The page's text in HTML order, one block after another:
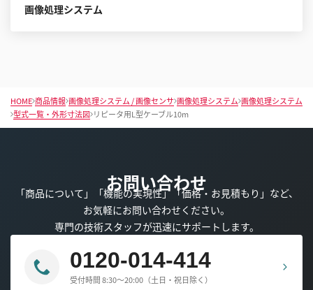
画像処理システム
HOME 商品情報 画像処理システム / 画像センサ 画像処理システム 画像処理システム
型式一覧・外形寸法図 リピータ用L型ケーブル10m
お問い合わせ
「商品について」「機能の実現性」「価格・お見積もり」など、
お気軽にお問い合わせください。
専門の技術スタッフが迅速にサポートします。
0120-014-414
受付時間 8:30～20:00（土日・祝日除く）